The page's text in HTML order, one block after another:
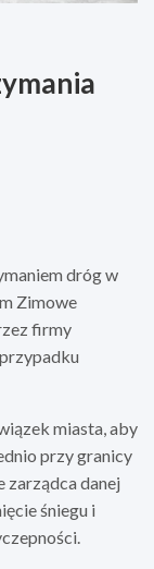
dróg w
Zimowe
firmy
miasta, aby
przy granicy
zarządca danej
śniegu i